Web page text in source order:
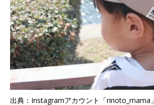
出典：Instagramアカウント「rinoto_mama」